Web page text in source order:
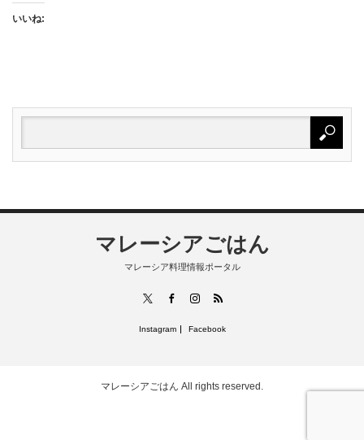
いいね:
マレーシアごはん
マレーシア料理情報ポータル
FacebookInstagram
RSS
Instagram Facebook
マレーシアごはん All rights reserved.